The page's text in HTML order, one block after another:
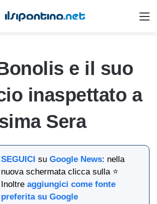
e il suo
inaspettato a
Sera
SEGUICI suGoogle News: nella
nuova schermata clicca sulla ⭐
Inoltreaggiungici come fonte
preferita su Google